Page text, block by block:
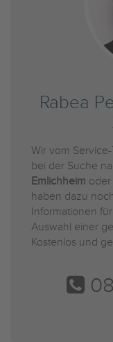
Rabea
Wir vom
bei der Suche
Emlichheim
haben dazu
Informationen
Auswahl einer
Kostenlos und